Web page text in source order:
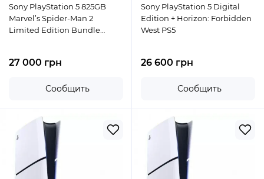
Sony PlayStation 5 825GB
Marvel’s Spider-Man 2
Limited Edition Bundle
27 000 грн
Сообщить
Sony PlayStation 5 Digital
Edition + Horizon: Forbidden
West PS5
26 600 грн
Сообщить